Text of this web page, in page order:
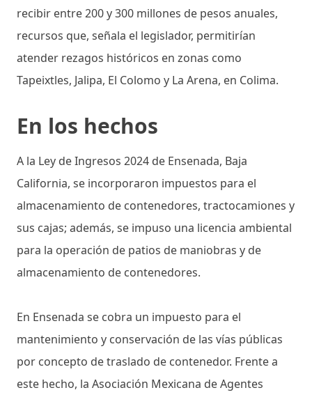
recibir entre 200 y 300 millones de pesos anuales,
recursos que, señala el legislador, permitirían
atender rezagos históricos en zonas como
Tapeixtles, Jalipa, El Colomo y La Arena, en Colima.
En los hechos
A la Ley de Ingresos 2024 de Ensenada, Baja
California, se incorporaron impuestos para el
almacenamiento de contenedores, tractocamiones y
sus cajas; además, se impuso una licencia ambiental
para la operación de patios de maniobras y de
almacenamiento de contenedores.
En Ensenada se cobra un impuesto para el
mantenimiento y conservación de las vías públicas
por concepto de traslado de contenedor. Frente a
este hecho, la Asociación Mexicana de Agentes